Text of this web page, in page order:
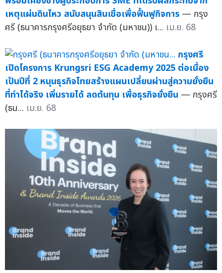
เหตุแผ่นดินไหว สนับสนุนสินเชื่อเพื่อฟื้นฟูกิจการ — กรุง
ศรี (ธนาคารกรุงศรีอยุธยา จำกัด (มหาชน)) เ... เม.ย. 68
กรุงศรี
เปิดโครงการ Krungsri ESG Academy 2025 ต่อเนื่อง
เป็นปีที่ 2 หนุนธุรกิจไทยสร้างแผนเปลี่ยนผ่านสู่ความยั่งยืน
ที่ทำได้จริง เพิ่มรายได้ ลดต้นทุน เพื่อธุรกิจยั่งยืน — กรุงศรี
(ธน... เม.ย. 68